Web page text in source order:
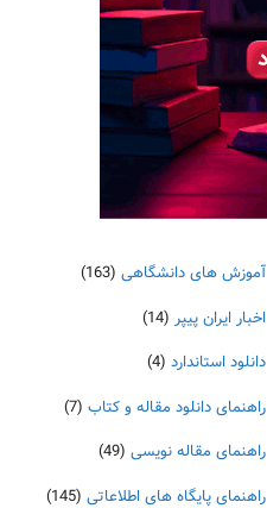
آموزش های دانشگاهی (163)
اخبار ایران پیپر (14)
دانلود استاندارد (4)
راهنمای دانلود مقاله و کتاب (7)
راهنمای مقاله نویسی (49)
راهنمای پایگاه های اطلاعاتی (145)